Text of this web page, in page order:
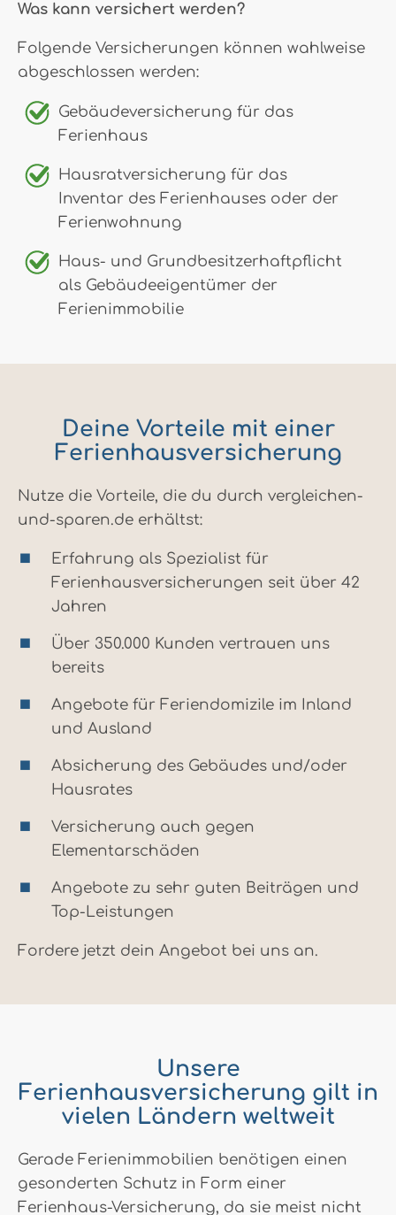
Was kann versichert werden?
Folgende Versicherungen können wahlweise
abgeschlossen werden:
Gebäudeversicherung für das
Ferienhaus
Hausratversicherung für das
Inventar des Ferienhauses oder der
Ferienwohnung
Haus- und Grundbesitzerhaftpflicht
als Gebäudeeigentümer der
Ferienimmobilie
Deine Vorteile mit einer
Ferienhausversicherung
Nutze die Vorteile, die du durch vergleichen-
und-sparen.de erhältst:
Erfahrung als Spezialist für
Ferienhausversicherungen seit über 42
Jahren
Über 350.000 Kunden vertrauen uns
bereits
Angebote für Feriendomizile im Inland
und Ausland
Absicherung des Gebäudes und/oder
Hausrates
Versicherung auch gegen
Elementarschäden
Angebote zu sehr guten Beiträgen und
Top-Leistungen
Fordere jetzt dein Angebot bei uns an.
Unsere
Ferienhausversicherung gilt in
vielen Ländern weltweit
Gerade Ferienimmobilien benötigen einen
gesonderten Schutz in Form einer
Ferienhaus-Versicherung, da sie meist nicht